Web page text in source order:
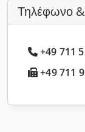
Τηλέφωνο
+49 711
+49 711